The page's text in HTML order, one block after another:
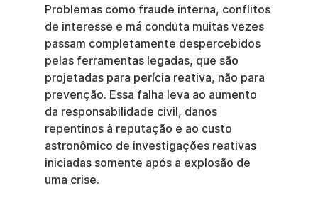
Problemas como fraude interna, conflitos
de interesse e má conduta muitas vezes
passam completamente despercebidos
pelas ferramentas legadas, que são
projetadas para perícia reativa, não para
prevenção. Essa falha leva ao aumento
da responsabilidade civil, danos
repentinos à reputação e ao custo
astronômico de investigações reativas
iniciadas somente após a explosão de
uma crise.